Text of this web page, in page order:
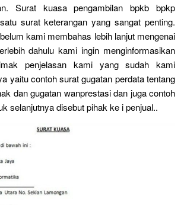
Surat kuasa pengambilan bpkb bpkp
surat keterangan yang sangat penting.
kami membahas lebih lanjut mengenai
dahulu kami ingin menginformasikan
penjelasan kami yang sudah kami
yaitu contoh surat gugatan perdata tentang
dan gugatan wanprestasi dan juga contoh
selanjutnya disebut pihak ke i penjual..